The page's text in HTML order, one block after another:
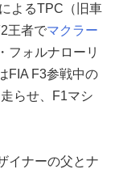
よるTPC（旧車
王者でマクラー
フォルナローリ
FIA F3参戦中の
らせ、F1マシ
イナーの父とナ